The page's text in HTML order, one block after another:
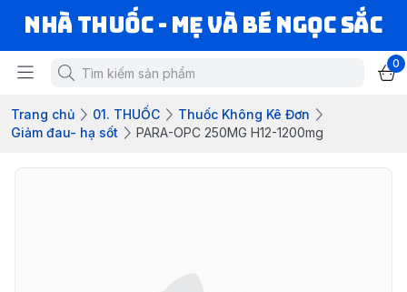
Nhà Thuốc - Mẹ và Bé Ngọc Sắc
0
Trang chủ 01. THUỐC
Thuốc Không Kê Đơn
Giảm đau- hạ sốt
PARA-OPC 250MG H12-1200mg